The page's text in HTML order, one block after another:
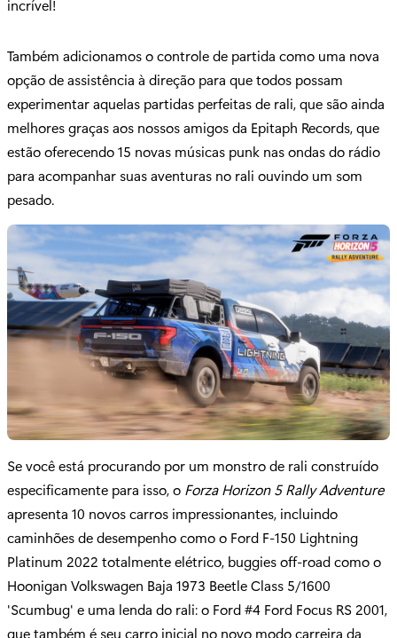
incrível!
Também adicionamos o controle de partida como uma nova
opção de assistência à direção para que todos possam
experimentar aquelas partidas perfeitas de rali, que são ainda
melhores graças aos nossos amigos da Epitaph Records, que
estão oferecendo 15 novas músicas punk nas ondas do rádio
para acompanhar suas aventuras no rali ouvindo um som
pesado.
Se você está procurando por um monstro de rali construído
especificamente para isso, o Forza Horizon 5 Rally Adventure
apresenta 10 novos carros impressionantes, incluindo
caminhões de desempenho como o Ford F-150 Lightning
Platinum 2022 totalmente elétrico, buggies off-road como o
Hoonigan Volkswagen Baja 1973 Beetle Class 5/1600
'Scumbug' e uma lenda do rali: o Ford #4 Ford Focus RS 2001,
que também é seu carro inicial no novo modo carreira da